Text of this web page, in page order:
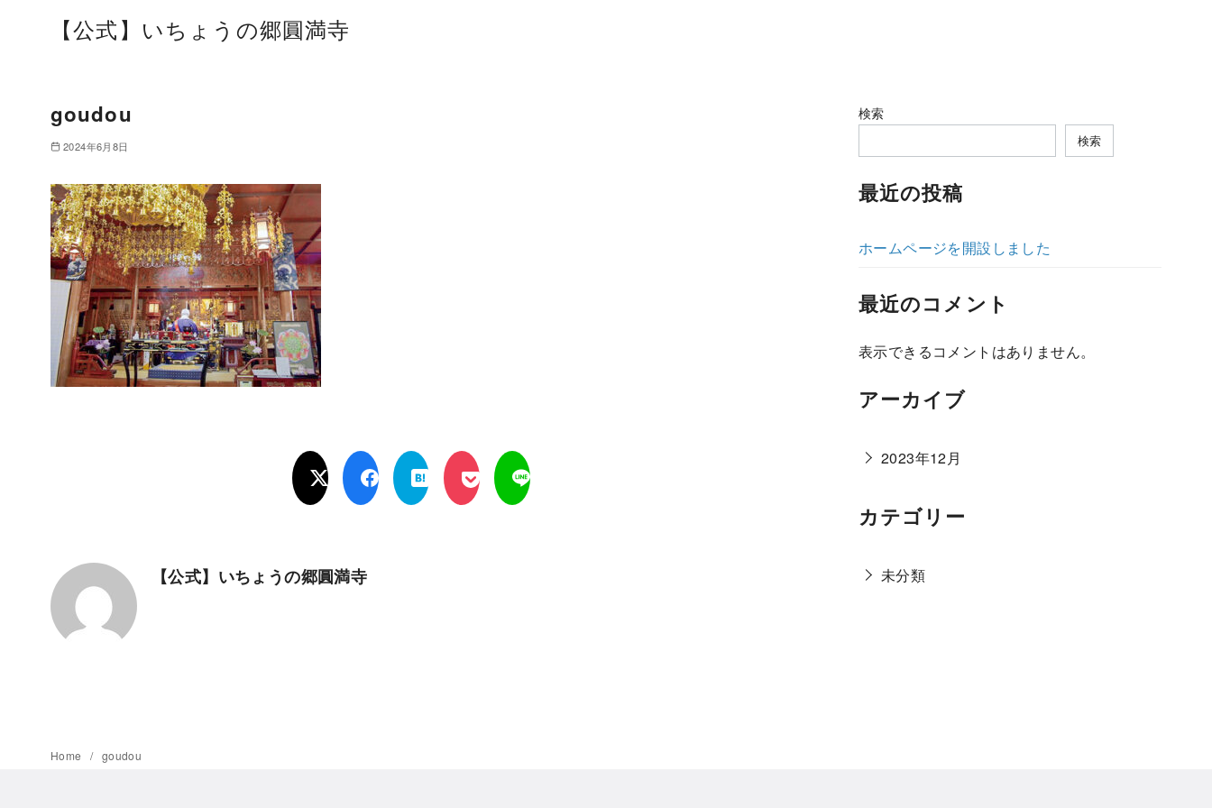
【公式】いちょうの郷圓満寺
goudou
2024年6月8日
【公式】いちょうの郷圓満寺
検索
検索
最近の投稿
ホームページを開設しました
最近のコメント
表示できるコメントはありません。
アーカイブ
2023年12月
カテゴリー
未分類
Home goudou